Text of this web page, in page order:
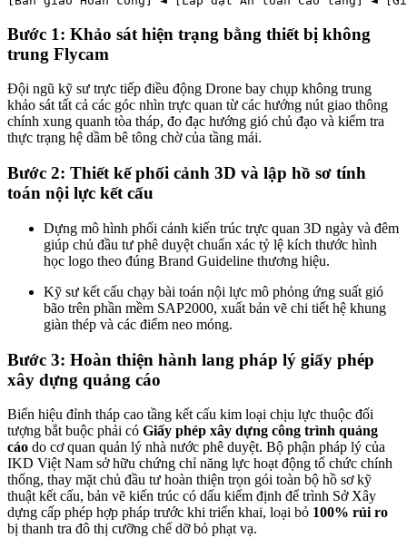
Bước 1: Khảo sát hiện trạng bằng thiết bị không
trung Flycam
Đội ngũ kỹ sư trực tiếp điều động Drone bay chụp không trung
khảo sát tất cả các góc nhìn trực quan từ các hướng nút giao thông
chính xung quanh tòa tháp, đo đạc hướng gió chủ đạo và kiểm tra
thực trạng hệ dầm bê tông chờ của tầng mái.
Bước 2: Thiết kế phối cảnh 3D và lập hồ sơ tính
toán nội lực kết cấu
Dựng mô hình phối cảnh kiến trúc trực quan 3D ngày và đêm
giúp chủ đầu tư phê duyệt chuẩn xác tỷ lệ kích thước hình
học logo theo đúng Brand Guideline thương hiệu.
Kỹ sư kết cấu chạy bài toán nội lực mô phỏng ứng suất gió
bão trên phần mềm SAP2000, xuất bản vẽ chi tiết hệ khung
giàn thép và các điểm neo móng.
Bước 3: Hoàn thiện hành lang pháp lý giấy phép
xây dựng quảng cáo
Biển hiệu đỉnh tháp cao tầng kết cấu kim loại chịu lực thuộc đối
tượng bắt buộc phải có Giấy phép xây dựng công trình quảng
cáo do cơ quan quản lý nhà nước phê duyệt. Bộ phận pháp lý của
IKD Việt Nam sở hữu chứng chỉ năng lực hoạt động tổ chức chính
thống, thay mặt chủ đầu tư hoàn thiện trọn gói toàn bộ hồ sơ kỹ
thuật kết cấu, bản vẽ kiến trúc có dấu kiểm định để trình Sở Xây
dựng cấp phép hợp pháp trước khi triển khai, loại bỏ 100% rủi ro
bị thanh tra đô thị cưỡng chế dỡ bỏ phạt vạ.